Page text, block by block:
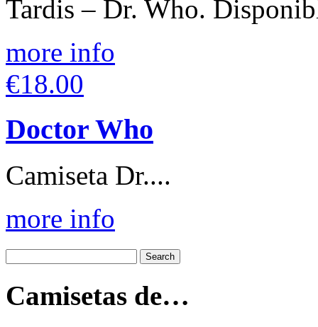
Tardis – Dr. Who.
more info
€18.00
Doctor Who
Camiseta Dr....
more info
Camisetas de…